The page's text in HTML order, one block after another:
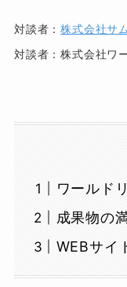
対談者：株式会社サ
対談者：株式会社ワ
ワールド
成果物の
WEBサイ